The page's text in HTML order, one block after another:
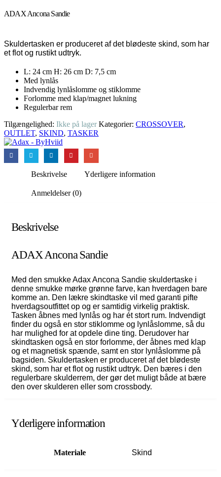
ADAX Ancona Sandie
Skuldertasken er produceret af det blødeste skind, som har
et flot og rustikt udtryk.
L: 24 cm H: 26 cm D: 7,5 cm
Med lynlås
Indvendig lynlåslomme og stiklomme
Forlomme med klap/magnet lukning
Regulerbar rem
Tilgængelighed: Ikke på lager Kategorier: CROSSOVER,
OUTLET, SKIND, TASKER
Beskrivelse Yderligere information
Anmeldelser (0)
Beskrivelse
ADAX Ancona Sandie
Med den smukke Adax Ancona Sandie skuldertaske i
denne smukke mørke grønne farve, kan hverdagen bare
komme an. Den lækre skindtaske vil med garanti pifte
hverdagsoutfittet op og er samtidig virkelig praktisk.
Tasken åbnes med lynlås og har ét stort rum. Indvendigt
finder du også en stor stiklomme og lynlåslomme, så du
har mulighed for at opdele dine ting. Derudover har
skindtasken også en stor forlomme, der åbnes med klap
og et magnetisk spænde, samt en stor lynlåslomme på
bagsiden. Skuldertasken er produceret af det blødeste
skind, som har et flot og rustikt udtryk. Den bæres i den
regulerbare skulderrem, der gør det muligt både at bære
den over skulderen eller som crossbody.
Yderligere information
Materiale Skind